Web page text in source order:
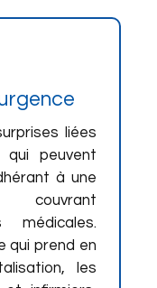
liées
qui peuvent
à une
couvrant
médicales.
qui prend en
les